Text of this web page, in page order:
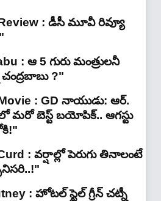
: డీసీ మూవీ రివ్యూ
: ఆ 5 గురు మంత్రులనీ
?"
: GD నాయుడు: ఆర్.
మరో బెస్ట్ బయోపిక్.. ఆగస్టు
: వర్షాల్లో పెరుగు తినాలంటే
: హోటల్ స్టైల్ గ్రీన్ చట్నీ